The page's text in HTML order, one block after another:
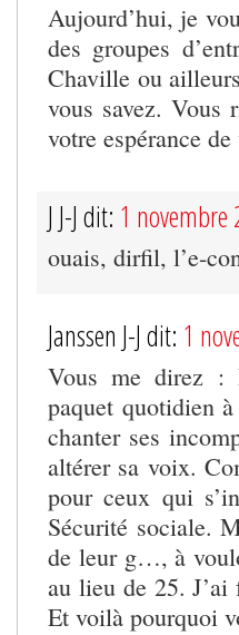
Aujourd’hui, je
des groupes
Chaville ou
vous savez. Vous
votre espérance
J J-J dit: 1 novembre
ouais, dirfil, l’e-
Janssen J-J dit: 1
Vous me direz :
paquet quotidien
chanter ses
altérer sa voix.
pour ceux qui
Sécurité sociale.
de leur g…, à
au lieu de 25.
Et voilà pourquoi